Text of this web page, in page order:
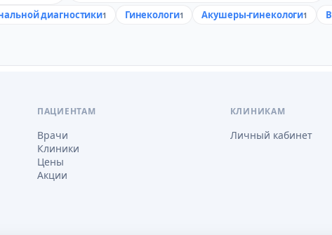
диагностики1 Гинекологи1 Акушеры-гинекологи1
ПАЦИЕНТАМ
Врачи
Клиники
Цены
Акции
КЛИНИКАМ
Личный кабинет